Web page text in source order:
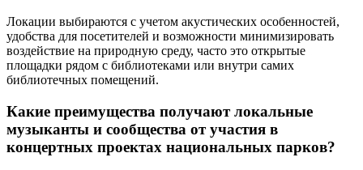
Локации выбираются с учетом акустических особенностей,
удобства для посетителей и возможности минимизировать
воздействие на природную среду, часто это открытые
площадки рядом с библиотеками или внутри самих
библиотечных помещений.
Какие преимущества получают локальные
музыканты и сообщества от участия в
концертных проектах национальных парков?